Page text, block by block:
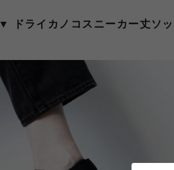
▼ ドライカノコスニーカー丈ソッ